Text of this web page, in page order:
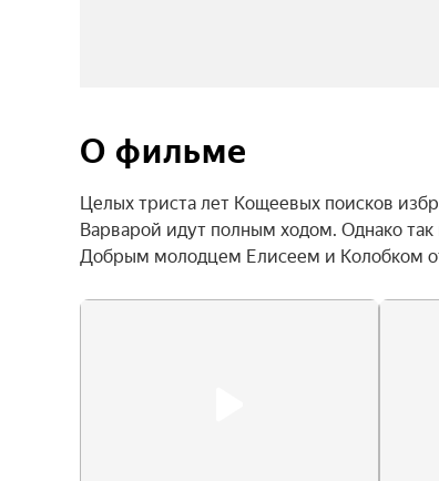
О фильме
Целых триста лет Кощеевых поисков
Варварой идут полным ходом. Однако
Добрым молодцем Елисеем и Колобком